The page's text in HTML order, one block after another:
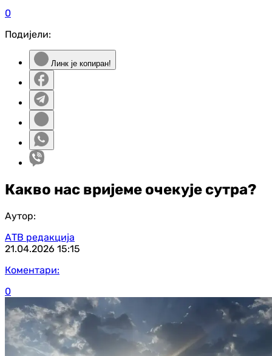
0
Подијели:
Линк је копиран!
Какво нас вријеме очекује сутра?
Аутор:
АТВ редакција
21.04.2026 15:15
Коментари:
0